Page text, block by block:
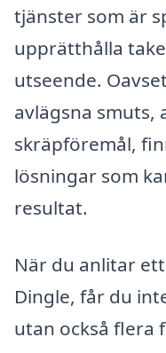
tjänster som är
upprätthålla
utseende.
avlägsna smuts,
skräpföremål,
lösningar som
resultat.
När du anlitar
Dingle, får du
utan också flera